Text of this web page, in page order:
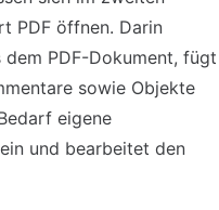
PDF öffnen. Darin
PDF-Dokument, fügt
sowie Objekte
eigene
und bearbeitet den